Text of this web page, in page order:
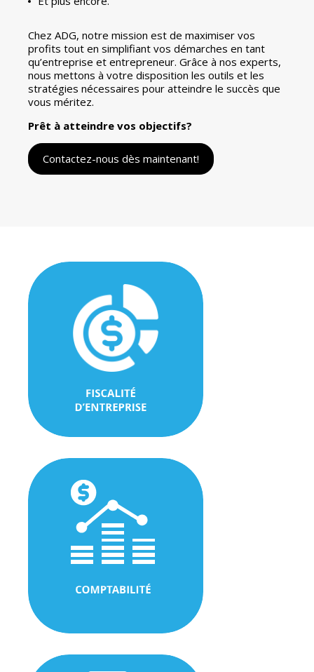
Chez ADG, notre mission est de maximiser vos
profits tout en simplifiant vos démarches en tant
qu’entreprise et entrepreneur. Grâce à nos experts,
nous mettons à votre disposition les outils et les
stratégies nécessaires pour atteindre le succès que
vous méritez.
Prêt à atteindre vos objectifs?
Contactez-nous dès maintenant!